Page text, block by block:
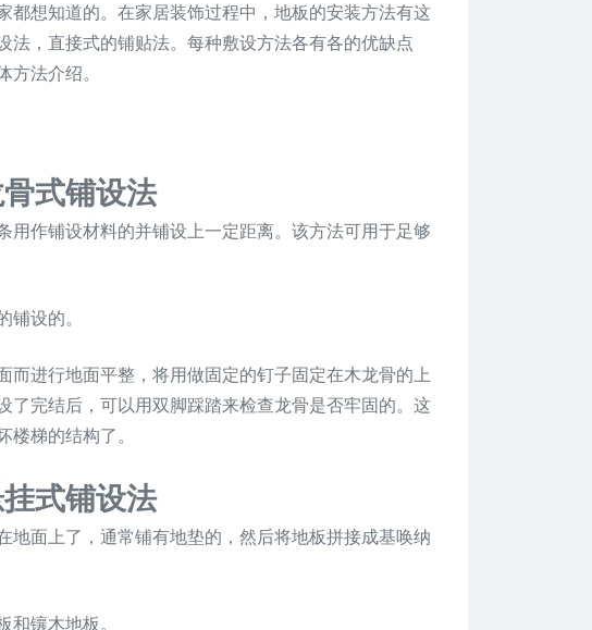
都想知道的。在家居装饰过程中，地板的安装方法有这
法，直接式的铺贴法。每种敷设方法各有各的优缺点
法介绍。
式铺设法
用作铺设材料的并铺设上一定距离。该方法可用于足够
设的。
进行地面平整，将用做固定的钉子固定在木龙骨的上
了完结后，可以用双脚踩踏来检查龙骨是否牢固的。这
梯的结构了。
式铺设法
面上了，通常铺有地垫的，然后将地板拼接成基唤纳
镶木地板。